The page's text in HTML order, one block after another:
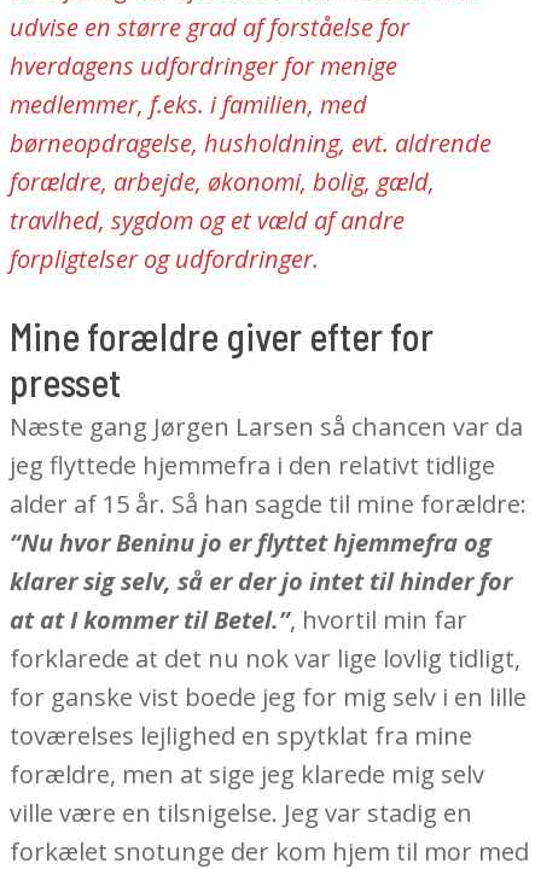
udvise en større grad af forståelse for
hverdagens udfordringer for menige
medlemmer, f.eks. i familien, med
børneopdragelse, husholdning, evt. aldrende
forældre, arbejde, økonomi, bolig, gæld,
travlhed, sygdom og et væld af andre
forpligtelser og udfordringer.
Mine forældre giver efter for
presset
Næste gang Jørgen Larsen så chancen var da
jeg flyttede hjemmefra i den relativt tidlige
alder af 15 år. Så han sagde til mine forældre:
“Nu hvor Beninu jo er flyttet hjemmefra og
klarer sig selv, så er der jo intet til hinder for
at at I kommer til Betel.”, hvortil min far
forklarede at det nu nok var lige lovlig tidligt,
for ganske vist boede jeg for mig selv i en lille
toværelses lejlighed en spytklat fra mine
forældre, men at sige jeg klarede mig selv
ville være en tilsnigelse. Jeg var stadig en
forkælet snotunge der kom hjem til mor med